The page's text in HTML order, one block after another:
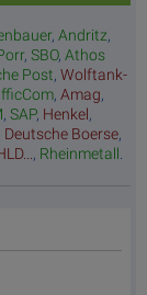
, Andritz,
, SBO, Athos
Post, Wolftank-
, Amag,
, SAP, Henkel,
Deutsche Boerse,
, Rheinmetall.